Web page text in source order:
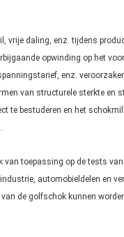
vrije daling, enz. tijdens
opwinding op het
enz.
van structurele sterkte en
te bestuderen en het
van toepassing op de tests van
automobieldelen en
de golfschok kunnen